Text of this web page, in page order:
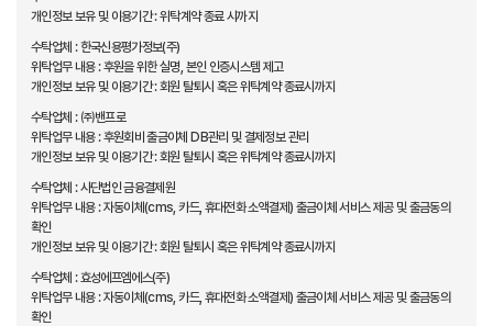
개인정보 보유 및 이용기간 : 위탁계약 종료 시까지
수탁업체 : 한국신용평가정보(주)
위탁업무 내용 : 후원을 위한 실명, 본인 인증시스템 제고
개인정보 보유 및 이용기간 : 회원 탈퇴시 혹은 위탁계약 종료시까지
수탁업체 : ㈜밴프로
위탁업무 내용 : 후원회비 출금이체 DB관리 및 결제정보 관리
개인정보 보유 및 이용기간 : 회원 탈퇴시 혹은 위탁계약 종료시까지
수탁업체 : 사단법인 금융결제원
위탁업무 내용 : 자동이체(cms, 카드, 휴대전화 소액결제) 출금이체 서비스 제공 및 출금동의
확인
개인정보 보유 및 이용기간 : 회원 탈퇴시 혹은 위탁계약 종료시까지
수탁업체 : 효성에프엠에스(주)
위탁업무 내용 : 자동이체(cms, 카드, 휴대전화 소액결제) 출금이체 서비스 제공 및 출금동의
확인